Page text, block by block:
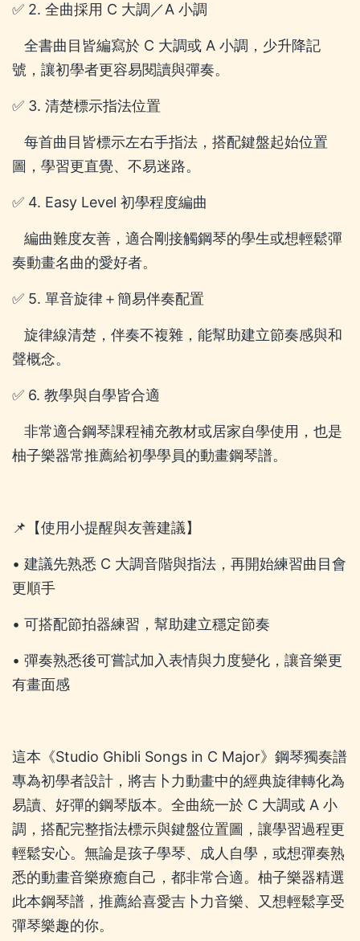
✅ 2. 全曲採用 C 大調／A 小調
全書曲目皆編寫於 C 大調或 A 小調，少升降記
號，讓初學者更容易閱讀與彈奏。
✅ 3. 清楚標示指法位置
每首曲目皆標示左右手指法，搭配鍵盤起始位置
圖，學習更直覺、不易迷路。
✅ 4. Easy Level 初學程度編曲
編曲難度友善，適合剛接觸鋼琴的學生或想輕鬆彈
奏動畫名曲的愛好者。
✅ 5. 單音旋律＋簡易伴奏配置
旋律線清楚，伴奏不複雜，能幫助建立節奏感與和
聲概念。
✅ 6. 教學與自學皆合適
非常適合鋼琴課程補充教材或居家自學使用，也是
柚子樂器常推薦給初學學員的動畫鋼琴譜。
📌【使用小提醒與友善建議】
• 建議先熟悉 C 大調音階與指法，再開始練習曲目會
更順手
• 可搭配節拍器練習，幫助建立穩定節奏
• 彈奏熟悉後可嘗試加入表情與力度變化，讓音樂更
有畫面感
這本《Studio Ghibli Songs in C Major》鋼琴獨奏譜
專為初學者設計，將吉卜力動畫中的經典旋律轉化為
易讀、好彈的鋼琴版本。全曲統一於 C 大調或 A 小
調，搭配完整指法標示與鍵盤位置圖，讓學習過程更
輕鬆安心。無論是孩子學琴、成人自學，或想彈奏熟
悉的動畫音樂療癒自己，都非常合適。柚子樂器精選
此本鋼琴譜，推薦給喜愛吉卜力音樂、又想輕鬆享受
彈琴樂趣的你。